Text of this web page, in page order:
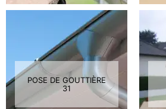
POSE DE GOUTTIÈRE
31